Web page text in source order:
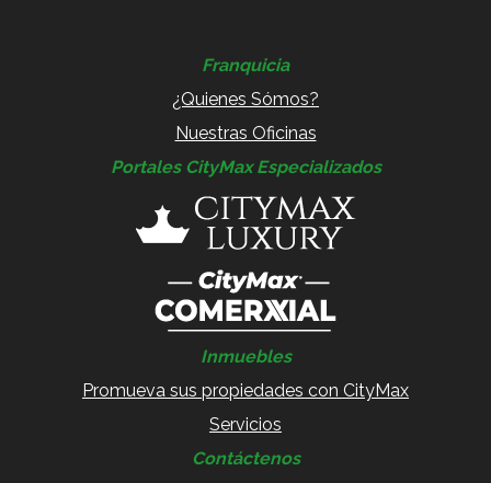
Franquicia
¿Quienes Sómos?
Nuestras Oficinas
Portales CityMax Especializados
Inmuebles
Promueva sus propiedades con CityMax
Servicios
Contáctenos